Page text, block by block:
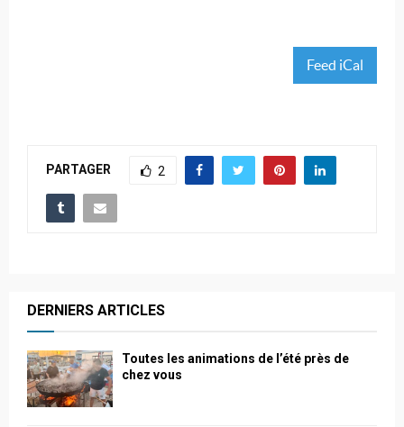
Feed iCal
PARTAGER 2
DERNIERS ARTICLES
Toutes les animations de l’été près de
chez vous